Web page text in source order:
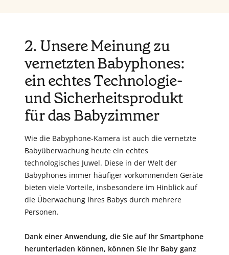
2. Unsere Meinung zu
vernetzten Babyphones:
ein echtes Technologie-
und Sicherheitsprodukt
für das Babyzimmer
Wie die Babyphone-Kamera ist auch die vernetzte
Babyüberwachung heute ein echtes
technologisches Juwel. Diese in der Welt der
Babyphones immer häufiger vorkommenden Geräte
bieten viele Vorteile, insbesondere im Hinblick auf
die Überwachung Ihres Babys durch mehrere
Personen.
Dank einer Anwendung, die Sie auf Ihr Smartphone
herunterladen können, können Sie Ihr Baby ganz